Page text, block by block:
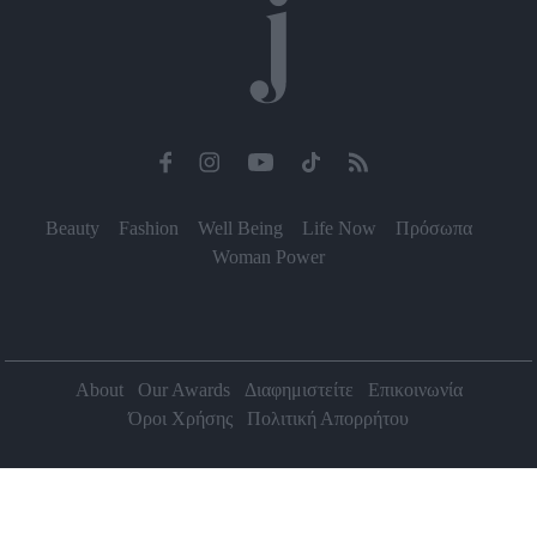
Beauty Fashion Well Being Life Now
Πρόσωπα
Woman Power
About Our Awards Διαφημιστείτε
Επικοινωνία
Όροι Χρήσης
Πολιτική Απορρήτου